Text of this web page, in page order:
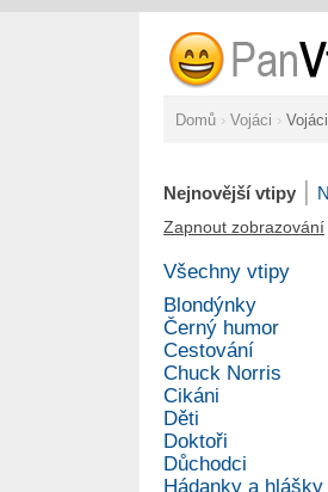
Domů › Vojáci ›
Nejnovější vtipy |
Zapnout zobrazování
Všechny vtipy
Blondýnky
Černý humor
Cestování
Chuck Norris
Cikáni
Děti
Doktoři
Důchodci
Hádanky a hlášky